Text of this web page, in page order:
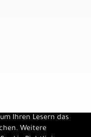
Ihren Lesern das
Weitere